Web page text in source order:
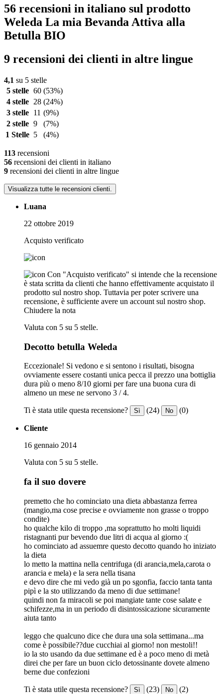
56 recensioni in italiano sul prodotto
Weleda La mia Bevanda Attiva alla
Betulla BIO
9 recensioni dei clienti in altre lingue
4,1 su 5 stelle
5 stelle 60 (53%)
4 stelle
28 (24%)
3 stelle
11 (9%)
2 stelle 9
(7%)
1 Stelle 5 (4%)
113 recensioni
56 recensioni dei clienti in italiano
9 recensioni dei clienti in altre lingue
Visualizza tutte le recensioni clienti.
Luana
22 ottobre 2019
Acquisto verificato
Con "Acquisto verificato" si intende che la recensione
è stata scritta da clienti che hanno effettivamente acquistato il
prodotto sul nostro shop. Tuttavia per poter scrivere una
recensione, è sufficiente avere un account sul nostro shop.
Chiudere la nota
Valuta con 5 su 5 stelle.
Decotto betulla Weleda
Eccezionale! Si vedono e si sentono i risultati, bisogna
ovviamente essere costanti unica pecca il prezzo una bottiglia
dura più o meno 8/10 giorni per fare una buona cura di
almeno un mese ne servono 3 / 4.
Ti è stata utile questa recensione? Sì (24) No (0)
Cliente
16 gennaio 2014
Valuta con 5 su 5 stelle.
fa il suo dovere
premetto che ho cominciato una dieta abbastanza ferrea
(mangio,ma cose precise e ovviamente non grasse o troppo
condite)
ho qualche kilo di troppo ,ma soprattutto ho molti liquidi
ristagnanti pur bevendo due litri di acqua al giorno :(
ho cominciato ad assuemre questo decotto quando ho iniziato
la dieta
lo metto la mattina nella centrifuga (di arancia,mela,carota o
arancia e mela) e la sera nella tisana
e devo dire che mi vedo già un po sgonfia, faccio tanta tanta
pipì e la sto utilizzando da meno di due settimane!
quindi non fa miracoli se poi mangiate tante cose salate e
schifezze,ma in un periodo di disintossicazione sicuramente
aiuta tanto
leggo che qualcuno dice che dura una sola settimana...ma
come è possibile??due cucchiai al giorno! non mestoli!!
io la sto usando da due settimane ed è a poco meno di metà
direi che per fare un buon ciclo detossinante dovete almeno
berne due confezioni
Ti è stata utile questa recensione? Sì (23) No (2)